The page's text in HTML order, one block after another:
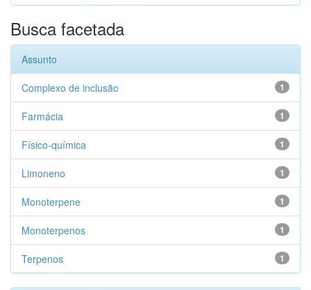
Busca facetada
Assunto
1
Complexo de inclusão
1
Farmácia
1
Físico-química
1
Limoneno
1
Monoterpene
1
Monoterpenos
1
Terpenos